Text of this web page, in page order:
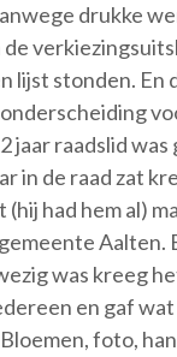
drukke
de
lijst stonden. En
jaar raadslid
in de raad zat
had hem al)
Aalten.
was kreeg
en gaf
foto,